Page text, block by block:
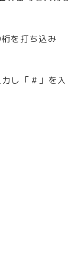
を打ち込み
し「＃」を入